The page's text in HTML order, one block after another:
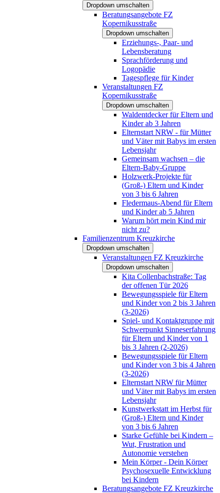
Dropdown umschalten
Beratungsangebote FZ
Kopernikusstraße
Dropdown umschalten
Erziehungs-, Paar- und
Lebensberatung
Sprachförderung und
Logopädie
Tagespflege für Kinder
Veranstaltungen FZ
Kopernikusstraße
Dropdown umschalten
Waldentdecker für Eltern und
Kinder ab 3 Jahren
Elternstart NRW - für Mütter
und Väter mit Babys im ersten
Lebensjahr
Gemeinsam wachsen – die
Eltern-Baby-Gruppe
Holzwerk-Projekte für
(Groß-) Eltern und Kinder
von 3 bis 6 Jahren
Fledermaus-Abend für Eltern
und Kinder ab 5 Jahren
Warum hört mein Kind mir
nicht zu?
Familienzentrum Kreuzkirche
Dropdown umschalten
Veranstaltungen FZ Kreuzkirche
Dropdown umschalten
Kita Collenbachstraße: Tag
der offenen Tür 2026
Bewegungsspiele für Eltern
und Kinder von 2 bis 3 Jahren
(3-2026)
Spiel- und Kontaktgruppe mit
Schwerpunkt Sinneserfahrung
für Eltern und Kinder von 1
bis 3 Jahren (2-2026)
Bewegungsspiele für Eltern
und Kinder von 3 bis 4 Jahren
(3-2026)
Elternstart NRW für Mütter
und Väter mit Babys im ersten
Lebensjahr
Kunstwerkstatt im Herbst für
(Groß-) Eltern und Kinder
von 3 bis 6 Jahren
Starke Gefühle bei Kindern –
Wut, Frustration und
Autonomie verstehen
Mein Körper - Dein Körper
Psychosexuelle Entwicklung
bei Kindern
Beratungsangebote FZ Kreuzkirche